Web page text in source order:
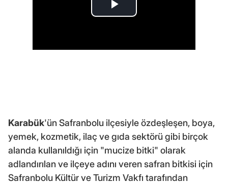
Karabük'ün Safranbolu ilçesiyle özdeşleşen, boya,
yemek, kozmetik, ilaç ve gıda sektörü gibi birçok
alanda kullanıldığı için "mucize bitki" olarak
adlandırılan ve ilçeye adını veren safran bitkisi için
Safranbolu Kültür ve Turizm Vakfı tarafından